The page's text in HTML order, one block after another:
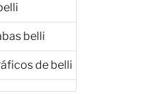
belli
de belli